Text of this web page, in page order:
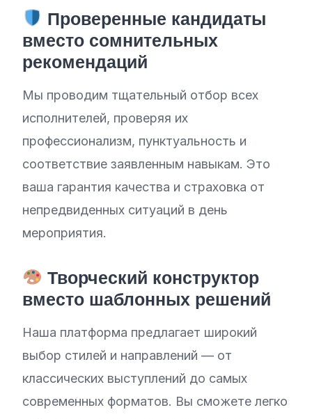
Проверенные кандидаты
вместо сомнительных
рекомендаций
Мы проводим тщательный отбор всех
исполнителей, проверяя их
профессионализм, пунктуальность и
соответствие заявленным навыкам. Это
ваша гарантия качества и страховка от
непредвиденных ситуаций в день
мероприятия.
Творческий конструктор
вместо шаблонных решений
Наша платформа предлагает широкий
выбор стилей и направлений — от
классических выступлений до самых
современных форматов. Вы сможете легко